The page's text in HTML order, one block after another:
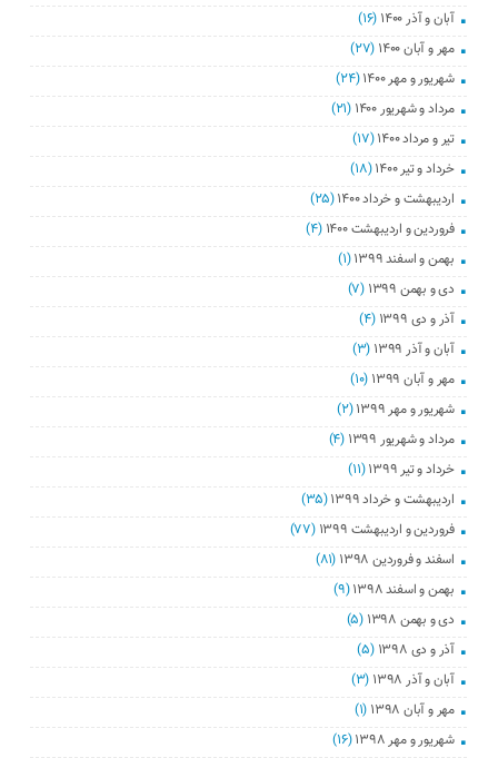
آبان و آذر ۱۴۰۰
(۱۶)
مهر و آبان ۱۴۰۰
(۲۷)
شهریور و مهر ۱۴۰۰
(۲۴)
مرداد و شهریور ۱۴۰۰
(۲۱)
تیر و مرداد ۱۴۰۰
(۱۷)
خرداد و تیر ۱۴۰۰
(۱۸)
اردیبهشت و خرداد ۱۴۰۰
(۲۵)
فروردین و اردیبهشت ۱۴۰۰
(۴)
بهمن و اسفند ۱۳۹۹
(۱)
دی و بهمن ۱۳۹۹
(۷)
آذر و دی ۱۳۹۹
(۴)
آبان و آذر ۱۳۹۹
(۳)
مهر و آبان ۱۳۹۹
(۱۰)
شهریور و مهر ۱۳۹۹
(۲)
مرداد و شهریور ۱۳۹۹
(۴)
خرداد و تیر ۱۳۹۹
(۱۱)
اردیبهشت و خرداد ۱۳۹۹
(۳۵)
فروردین و اردیبهشت ۱۳۹۹
(۷۷)
اسفند و فروردین ۱۳۹۸
(۸۱)
بهمن و اسفند ۱۳۹۸
(۹)
دی و بهمن ۱۳۹۸
(۵)
آذر و دی ۱۳۹۸
(۵)
آبان و آذر ۱۳۹۸
(۳)
مهر و آبان ۱۳۹۸
(۱)
شهریور و مهر ۱۳۹۸
(۱۶)